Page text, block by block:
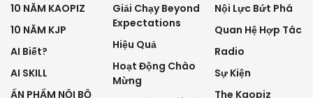
10 NĂM KAOPIZ
10 NĂM KJP
AI Biết?
AI SKILL
ẤN PHẨM NỘI BỘ
Giải Chạy Beyond
Expectations
Hiệu Quả
Hoạt Động Chào
Mừng
Nội Lực Bứt Phá
Quan Hệ Hợp Tác
Radio
Sự Kiện
The Kaopiz